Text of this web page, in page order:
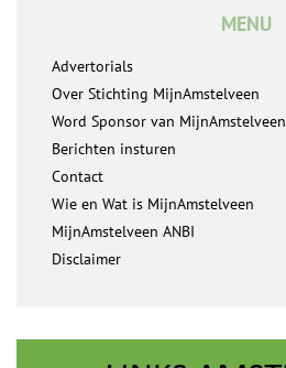
MENU
Advertorials
Over Stichting MijnAmstelveen
Word Sponsor van MijnAmstelveen
Berichten insturen
Contact
Wie en Wat is MijnAmstelveen
MijnAmstelveen ANBI
Disclaimer